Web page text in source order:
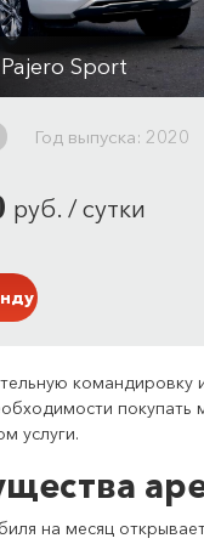
Sport
л/с
Год выпуска: 2020
руб. / сутки
командировку
покупать
услуги.
на месяц